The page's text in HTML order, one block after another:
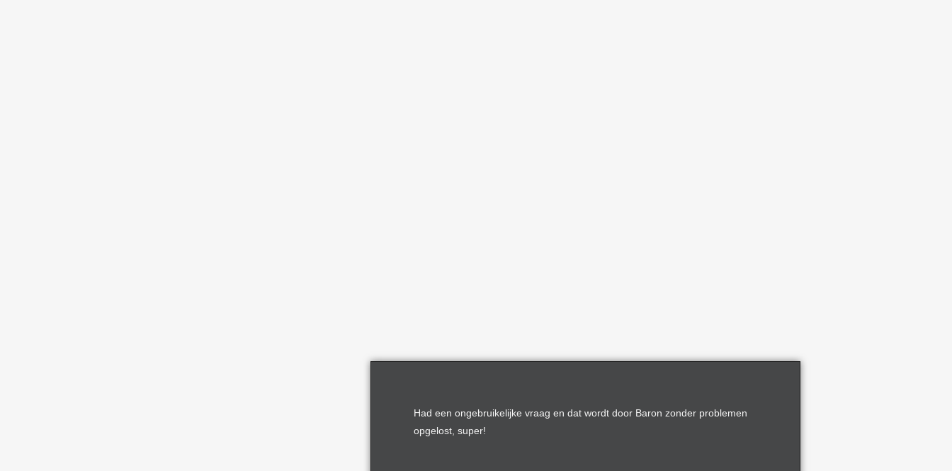
Had een ongebruikelijke vraag en dat wordt door Baron zonder problemen
opgelost, super!